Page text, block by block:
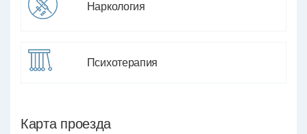
Наркология
Психотерапия
Карта проезда